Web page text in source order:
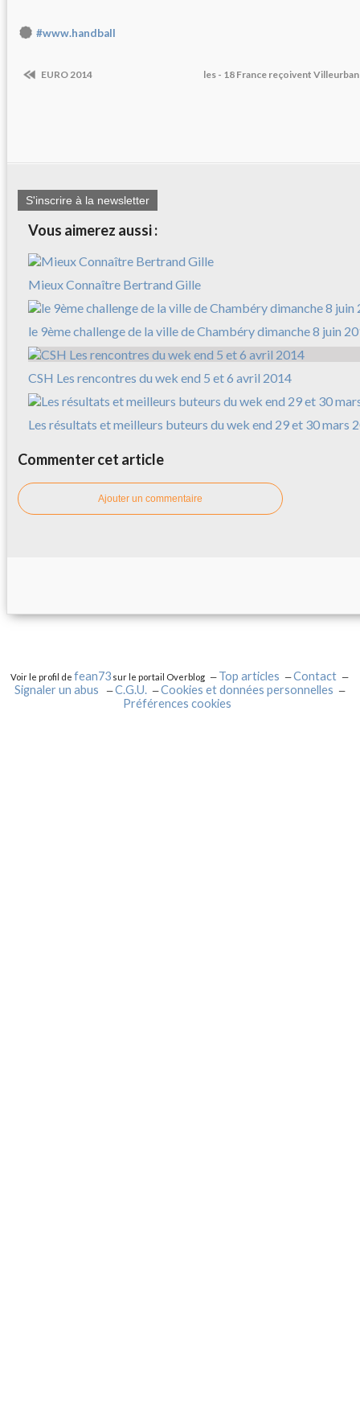
#www.handball
EURO 2014 les - 18 France reçoivent
S'inscrire à la newsletter
Vous aimerez aussi :
Mieux Connaître Bertrand Gille
le 9ème challenge de la ville de Chambéry dimanche 8 juin
CSH Les rencontres du wek end 5 et 6 avril 2014
Les résultats et meilleurs buteurs du wek end 29 et 30 mars
Commenter cet article
Ajouter un commentaire
Voir le profil defean73 sur le portail Overblog Top articles
Contact
Signaler un abus
C.G.U.
Cookies et données personnelles
Préférences cookies